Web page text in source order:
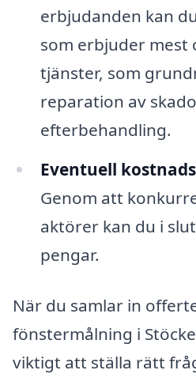
erbjudanden kan
som erbjuder mest
tjänster, som
reparation av
efterbehandling.
Eventuell
Genom att
aktörer kan du i
pengar.
När du samlar in
fönstermålning i
viktigt att ställa rätt